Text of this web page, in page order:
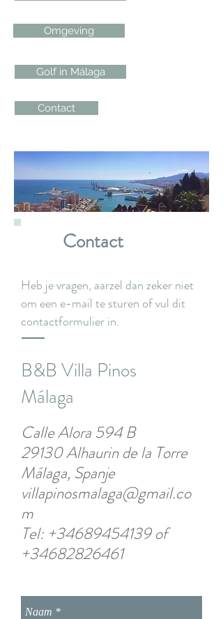
Omgeving
Golf in Málaga
Contact
Contact
Heb je vragen, aarzel dan zeker niet
om een e-mail te sturen of vul dit
contactformulier in.
B&B Villa Pinos
Málaga
Calle Alora 594 B
29130 Alhaurin de la Torre
Málaga, Spanje
villapinosmalaga@gmail.co
m
Tel: +34689454139of
+34682826461